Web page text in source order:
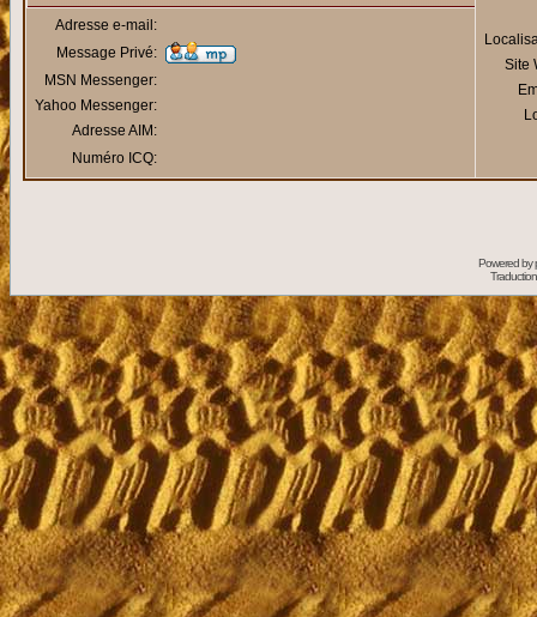
Site
Adresse e-mail:
Message Privé:
MSN Messenger:
Yahoo Messenger:
Adresse AIM:
Numéro ICQ:
Powered by